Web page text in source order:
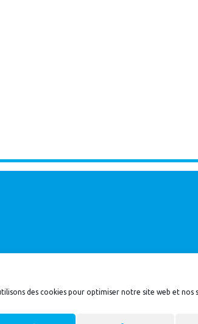
des cookies pour optimiser notre site web et nos